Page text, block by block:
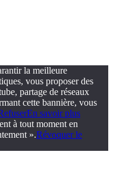
la meilleure
vous proposer des
partage de réseaux
cette bannière, vous
En savoir plus
à tout moment en
».Révoquer le